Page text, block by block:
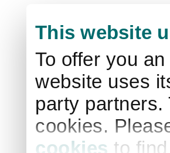
This website
To offer you
website uses
party
cookies.
cookies to